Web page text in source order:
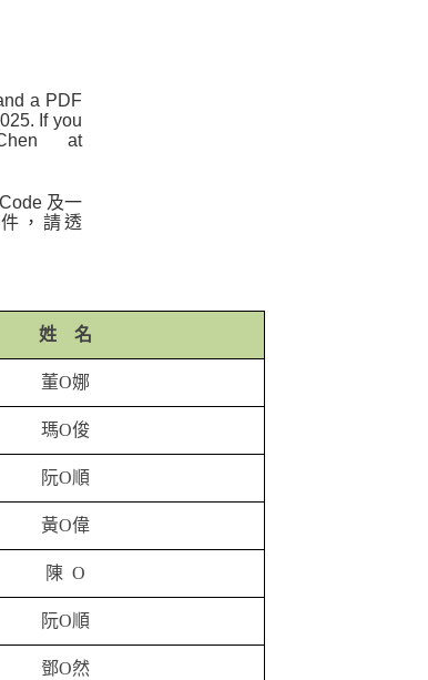
a PDF
If you
at
及一
，請透
姓 名
董O娜
瑪O俊
阮O順
黃O偉
陳 O
阮O順
鄧O然